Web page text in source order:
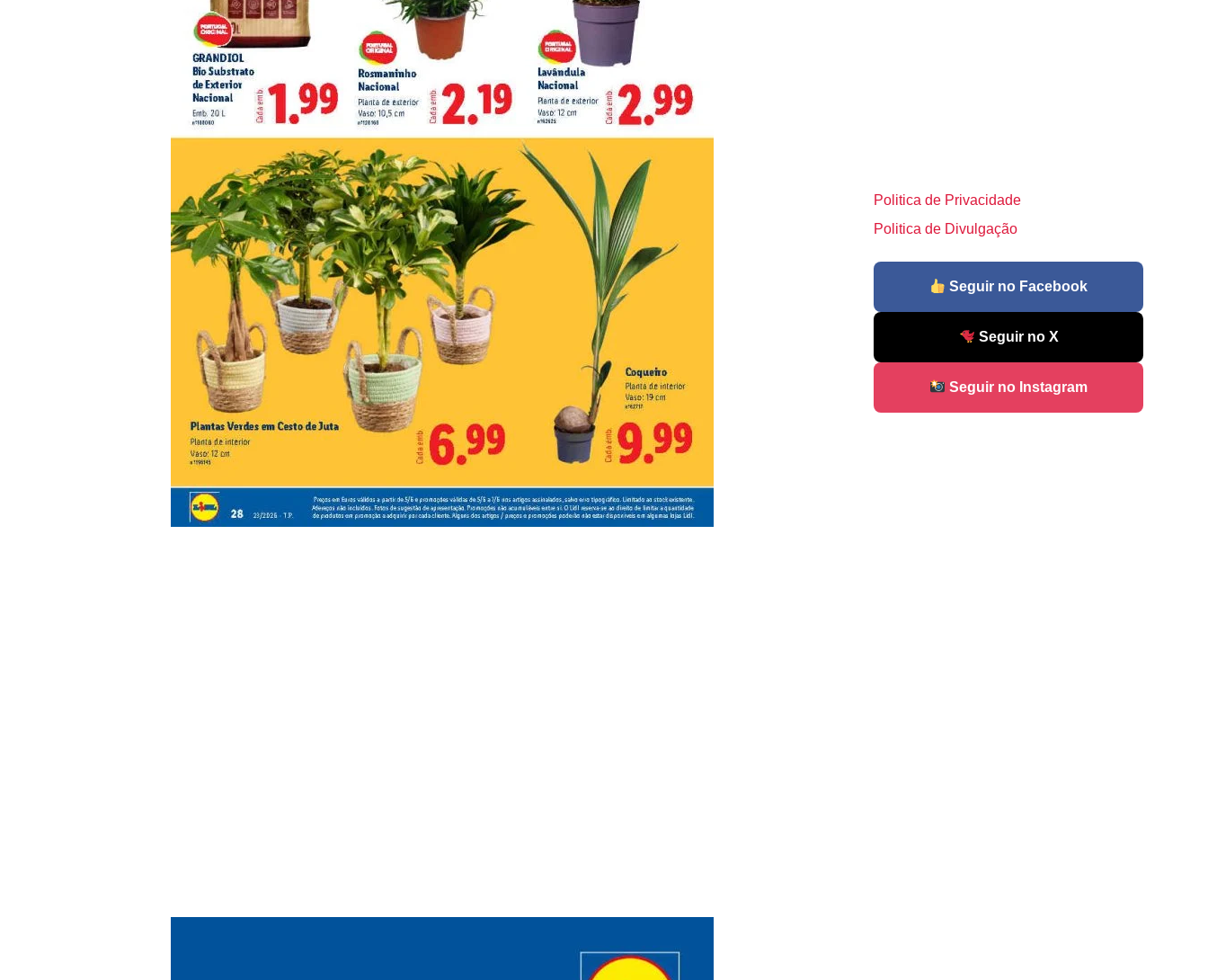
Politica de Privacidade
Politica de Divulgação
Seguir no Facebook
Seguir no X
Seguir no Instagram